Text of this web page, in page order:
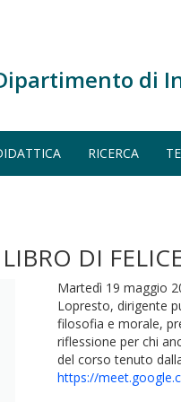
di
RICERCA
DI
Martedì 19 maggio
Lopresto, dirigente
filosofia e morale,
riflessione per chi
del corso tenuto
https://